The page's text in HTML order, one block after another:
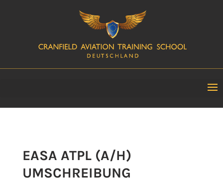
EASA ATPL (A/H)
UMSCHREIBUNG